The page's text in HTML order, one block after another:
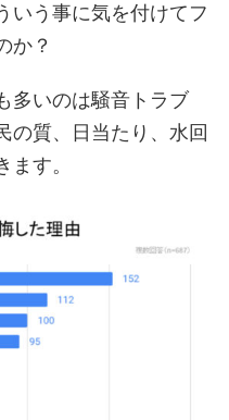
いう事に気を付けてフ
か？
多いのは騒音トラブ
の質、日当たり、水回
す。